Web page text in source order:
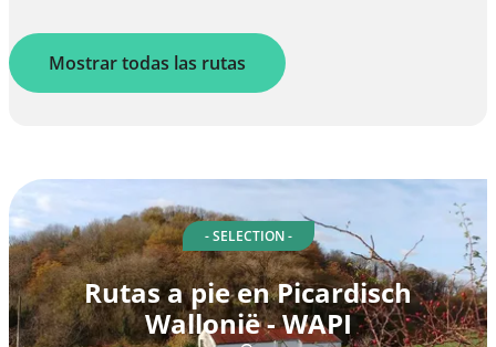
Mostrar todas las rutas
- SELECTION -
Rutas a pie en Picardisch
Wallonië - WAPI